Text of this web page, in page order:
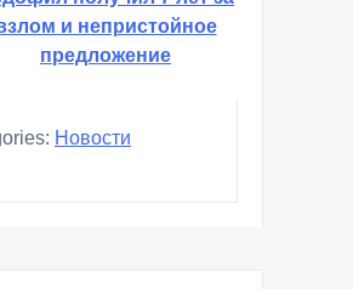
получил 7 лет за
и непристойное
предложение
Новости